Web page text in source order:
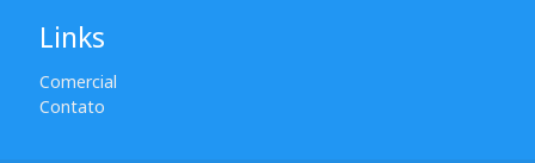
Links
Comercial
Contato